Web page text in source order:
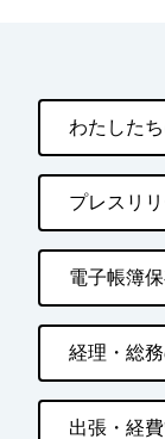
わたした
プレスリ
電子帳簿
経理・総
出張・経